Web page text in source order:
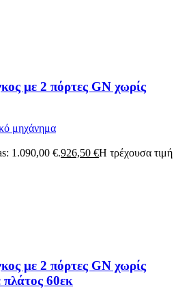
με 2 πόρτες GN χωρίς
μηχάνημα
1.090,00 €.926,50 €Η τρέχουσα τιμή
με 2 πόρτες GN χωρίς
60εκ